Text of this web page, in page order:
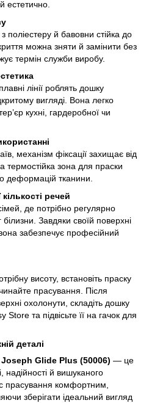
естетично.
поліестеру й бавовни стійка до
можна зняти й замінити без
термін служби виробу.
лінії роблять дошку
вигляді. Вона легко
кухні, гардеробної чи
механізм фіксації захищає від
термостійка зона для праски
деформацій тканини.
речей
де потрібно регулярно
Завдяки своїй поверхні
забезпечує професійний
висоту, встановіть праску
прасування. Після
охолонути, складіть дошку
та підвісьте її на гачок для
деталі
Glide Plus (50006) — це
надійності й вишуканого
прасування комфортним,
зберігати ідеальний вигляд